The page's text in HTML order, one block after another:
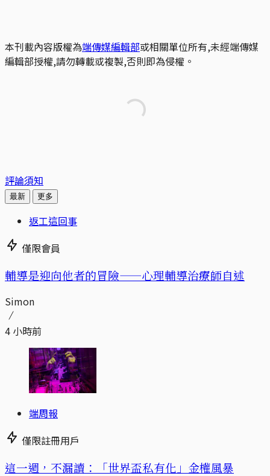
本刊載內容版權為端傳媒編輯部或相關單位所有,未經端傳媒
編輯部授權,請勿轉載或複製,否則即為侵權。
評論須知
最新 更多
返工這回事
僅限會員
輔導是迎向他者的冒險——心理輔導治療師自述
Simon
4 小時前
端周報
僅限註冊用戶
這一週，不漏讀：「世界盃私有化」金權風暴